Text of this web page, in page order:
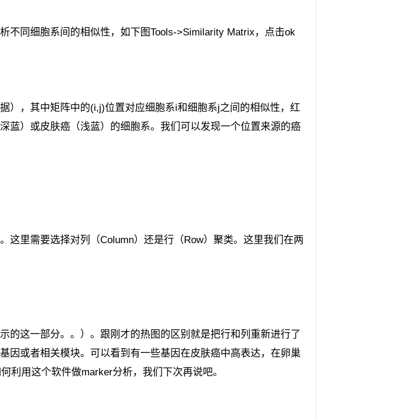
不同细胞系间的相似性，如下图Tools->Similarity Matrix，点击ok
），其中矩阵中的(i,j)位置对应细胞系i和细胞系j之间的相似性，红
蓝）或皮肤癌（浅蓝）的细胞系。我们可以发现一个位置来源的癌
这里需要选择对列（Column）还是行（Row）聚类。这里我们在两
的这一部分。。）。跟刚才的热图的区别就是把行和列重新进行了
因或者相关模块。可以看到有一些基因在皮肤癌中高表达，在卵巢
利用这个软件做marker分析，我们下次再说吧。